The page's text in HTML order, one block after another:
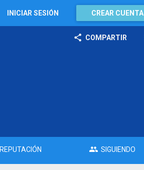
INICIAR SESIÓN CREAR CUENTA
COMPARTIR
REPUTACIÓN SIGUIENDO